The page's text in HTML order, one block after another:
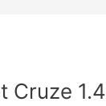
Cruze 1.4